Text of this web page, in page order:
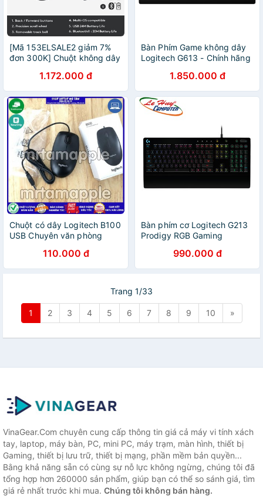
[Mã 153ELSALE2 giảm 7%
đơn 300K] Chuột không dây
Logitech, bản vẽ CAD
chuyên nghiệp, trò chơi
1.172.000 đ
Bàn Phím Game không dây
Logitech G613 - Chính hãng
1.850.000 đ
Chuột có dây Logitech B100
USB Chuyên văn phòng
DIGIWORLD)110.000 đ
Bàn phím cơ Logitech G213
Prodigy RGB Gaming
990.000 đ
Trang 1/33
1 2 3 4 5 6 7 8 9 10 »
VinaGear.Com chuyên cung cấp thông tin giá cả máy vi tính xách
tay, laptop, máy bàn, PC, mini PC, máy trạm, màn hình, thiết bị
Gaming, thiết bị lưu trữ, thiết bị mạng, phần mềm bản quyền...
Bằng khả năng sẵn có cùng sự nỗ lực không ngừng, chúng tôi đã
tổng hợp hơn 260000 sản phẩm, giúp bạn có thể so sánh giá, tìm
giá rẻ nhất trước khi mua. Chúng tôi không bán hàng.